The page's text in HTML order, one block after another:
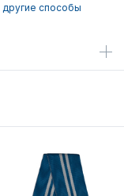
другие способы